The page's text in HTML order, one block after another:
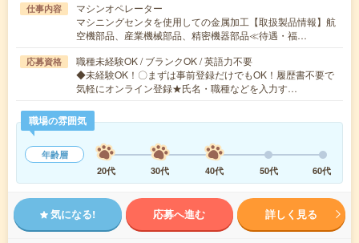
仕事内容
マシンオペレーター
マシニングセンタを使用しての金属加工【取扱製品情報】航
空機部品、産業機械部品、精密機器部品≪待遇・福…
応募資格
職種未経験OK / ブランクOK / 英語力不要
◆未経験OK！〇まずは事前登録だけでもOK！履歴書不要で
気軽にオンライン登録★氏名・職種などを入力す…
職場の雰囲気
年齢層
20代
30代 40代 50代 60代
気になる! 応募へ進む 詳しく見る